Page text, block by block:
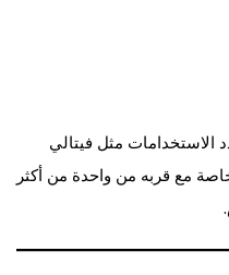
مثل فيتالي
مع قربه من واحدة من أكثر